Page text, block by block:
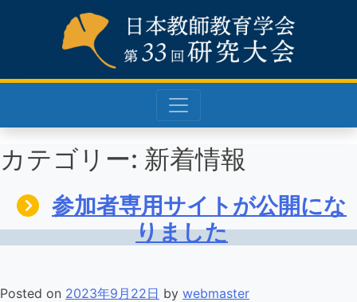
カテゴリー: 新着情報
参加者専用サイトが公開にな
りました
Posted on 2023年9月22日 by webmaster